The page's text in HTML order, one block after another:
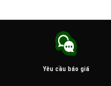
Yêu cầu báo giá